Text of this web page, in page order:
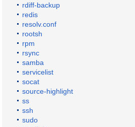
rdiff-backup
redis
resolv.conf
rootsh
rpm
rsync
samba
servicelist
socat
source-highlight
ss
ssh
sudo